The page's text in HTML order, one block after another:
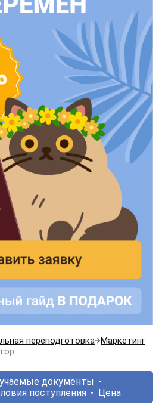
переподготовка Маркетинг
документы
поступления Цена